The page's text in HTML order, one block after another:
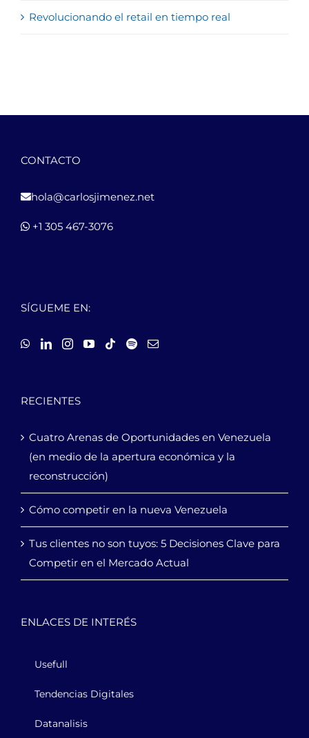
Revolucionando el retail en tiempo real
CONTACTO
hola@carlosjimenez.net
+1 305 467-3076
SÍGUEME EN:
RECIENTES
Cuatro Arenas de Oportunidades en Venezuela
(en medio de la apertura económica y la
reconstrucción)
Cómo competir en la nueva Venezuela
Tus clientes no son tuyos: 5 Decisiones Clave para
Competir en el Mercado Actual
ENLACES DE INTERÉS
Usefull
Tendencias Digitales
Datanalisis